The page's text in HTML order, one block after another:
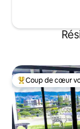
Coups de cœur
Coup de cœur